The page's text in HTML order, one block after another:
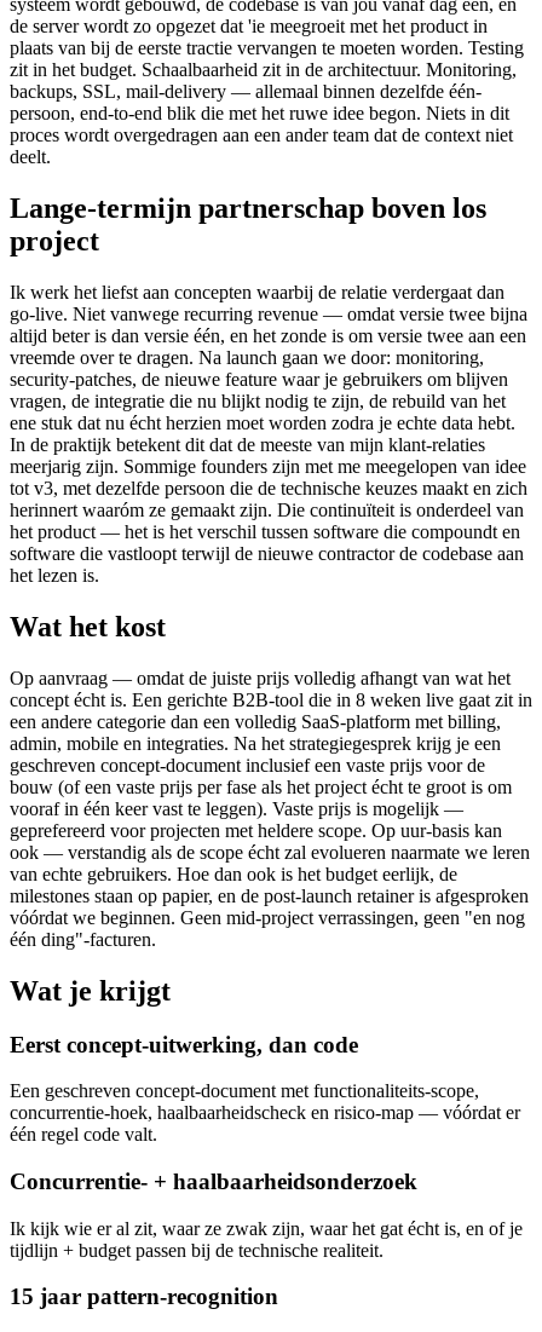
systeem wordt gebouwd, de codebase is van jou vanaf dag één, en
de server wordt zo opgezet dat 'ie meegroeit met het product in
plaats van bij de eerste tractie vervangen te moeten worden. Testing
zit in het budget. Schaalbaarheid zit in de architectuur. Monitoring,
backups, SSL, mail-delivery — allemaal binnen dezelfde één-
persoon, end-to-end blik die met het ruwe idee begon. Niets in dit
proces wordt overgedragen aan een ander team dat de context niet
deelt.
Lange-termijn partnerschap boven los
project
Ik werk het liefst aan concepten waarbij de relatie verdergaat dan
go-live. Niet vanwege recurring revenue — omdat versie twee bijna
altijd beter is dan versie één, en het zonde is om versie twee aan een
vreemde over te dragen. Na launch gaan we door: monitoring,
security-patches, de nieuwe feature waar je gebruikers om blijven
vragen, de integratie die nu blijkt nodig te zijn, de rebuild van het
ene stuk dat nu écht herzien moet worden zodra je echte data hebt.
In de praktijk betekent dit dat de meeste van mijn klant-relaties
meerjarig zijn. Sommige founders zijn met me meegelopen van idee
tot v3, met dezelfde persoon die de technische keuzes maakt en zich
herinnert waaróm ze gemaakt zijn. Die continuïteit is onderdeel van
het product — het is het verschil tussen software die compoundt en
software die vastloopt terwijl de nieuwe contractor de codebase aan
het lezen is.
Wat het kost
Op aanvraag — omdat de juiste prijs volledig afhangt van wat het
concept écht is. Een gerichte B2B-tool die in 8 weken live gaat zit in
een andere categorie dan een volledig SaaS-platform met billing,
admin, mobile en integraties. Na het strategiegesprek krijg je een
geschreven concept-document inclusief een vaste prijs voor de
bouw (of een vaste prijs per fase als het project écht te groot is om
vooraf in één keer vast te leggen). Vaste prijs is mogelijk —
geprefereerd voor projecten met heldere scope. Op uur-basis kan
ook — verstandig als de scope écht zal evolueren naarmate we leren
van echte gebruikers. Hoe dan ook is het budget eerlijk, de
milestones staan op papier, en de post-launch retainer is afgesproken
vóórdat we beginnen. Geen mid-project verrassingen, geen "en nog
één ding"-facturen.
Wat je krijgt
Eerst concept-uitwerking, dan code
Een geschreven concept-document met functionaliteits-scope,
concurrentie-hoek, haalbaarheidscheck en risico-map — vóórdat er
één regel code valt.
Concurrentie- + haalbaarheidsonderzoek
Ik kijk wie er al zit, waar ze zwak zijn, waar het gat écht is, en of je
tijdlijn + budget passen bij de technische realiteit.
15 jaar pattern-recognition